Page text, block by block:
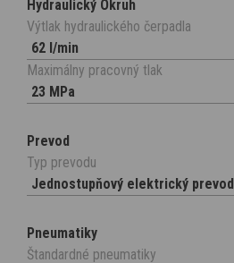
Hydraulický Okruh
Výtlak hydraulického čerpadla
62 l/min
Maximálny pracovný tlak
23 MPa
Prevod
Typ prevodu
Jednostupňový elektrický prevod
Pneumatiky
Štandardné pneumatiky